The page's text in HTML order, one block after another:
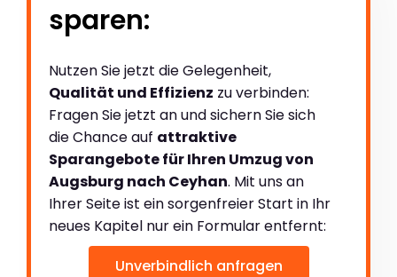
sparen:
Nutzen Sie jetzt die Gelegenheit,
Qualität und Effizienz zu verbinden:
Fragen Sie jetzt an und sichern Sie sich
die Chance auf attraktive
Sparangebote für Ihren Umzug von
Augsburg nach Ceyhan. Mit uns an
Ihrer Seite ist ein sorgenfreier Start in Ihr
neues Kapitel nur ein Formular entfernt:
Unverbindlich anfragen